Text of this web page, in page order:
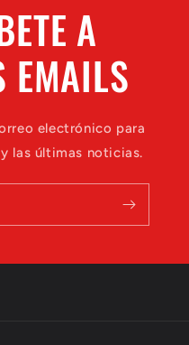
A
EMAILS
electrónico para
las últimas noticias.